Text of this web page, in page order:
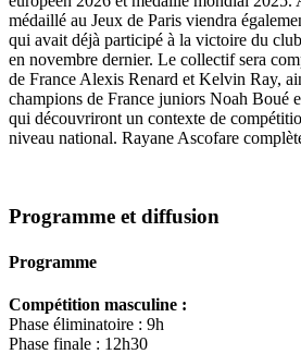
médaillé au Jeux de Paris viendra
qui avait déjà participé à la victoire du
en novembre dernier. Le collectif sera
de France Alexis Renard et Kelvin Ray,
champions de France juniors Noah Boué
qui découvriront un contexte de
niveau national. Rayane Ascofare
Programme et diffusion
Programme
Compétition masculine :
Phase éliminatoire : 9h
Phase finale : 12h30